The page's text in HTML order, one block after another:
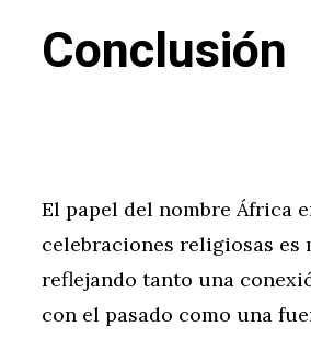
Conclusión
El papel del nombre África
celebraciones religiosas
reflejando tanto una
con el pasado como una